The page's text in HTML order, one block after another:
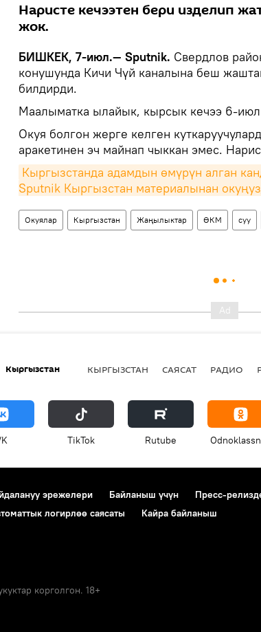
Наристе кечээтен бери изделип
жок.
БИШКЕК, 7-июл.— Sputnik. Свердлов
конушунда Кичи Чүй каналына беш
билдирди.
Маалыматка ылайык, кырсык кечээ 6-
Окуя болгон жерге келген
аракетинен эч майнап чыккан эмес.
Кыргызстанда адамдын өмүрүн алган
Sputnik Кыргызстан материалынан
Окуялар Кыргызстан Жаңылыктар ӨКМ суу
Кыргызстан КЫРГЫЗСТАН САЯСАТ РАДИО
ТikТоk Rutube
эрежелери Байланыш үчүн Пресс-
логирлөө саясаты
Кайра байланыш
корголгон. 18+